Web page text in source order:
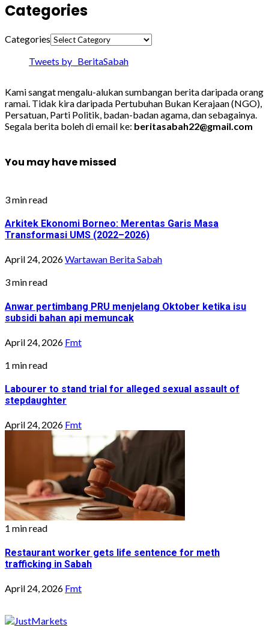
Categories
Categories
Tweets by _BeritaSabah
Kami sangat mengalu-alukan sumbangan berita daripada orang
ramai. Tidak kira daripada Pertubuhan Bukan Kerajaan (NGO),
Persatuan, Parti Politik, badan-badan agama, dan sebagainya.
Segala berita boleh di email ke: beritasabah22@gmail.com
You may have missed
3 min read
Arkitek Ekonomi Borneo: Merentas Garis Masa
Transformasi UMS (2022–2026)
April 24, 2026Wartawan Berita Sabah
3 min read
Anwar pertimbang PRU menjelang Oktober ketika isu
subsidi bahan api memuncak
April 24, 2026 Fmt
1 min read
Labourer to stand trial for alleged sexual assault of
stepdaughter
April 24, 2026 Fmt
1 min read
Restaurant worker gets life sentence for meth
trafficking in Sabah
April 24, 2026 Fmt